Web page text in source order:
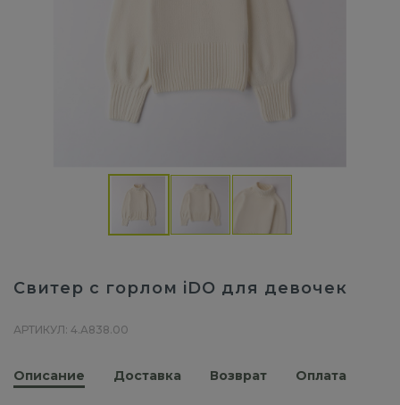
Свитер с горлом iDO для девочек
АРТИКУЛ: 4.A838.00
Описание Доставка Возврат Оплата